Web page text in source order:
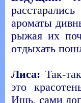
ароматы
рыжая их
отдыхать
Лиса: Так-
это
Ишь, сами